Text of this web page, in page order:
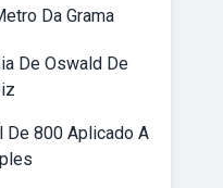
Da Grama
De Oswald De
De 800 Aplicado A